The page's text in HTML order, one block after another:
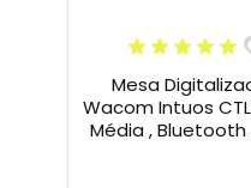
Mesa
Wacom Intuos
Média , Bluetooth